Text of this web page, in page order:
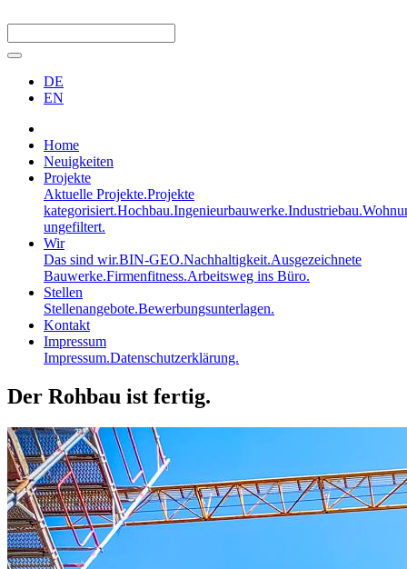
DE
EN
Home
Neuigkeiten
Projekte
Aktuelle Projekte.Projekte
kategorisiert.Hochbau.Ingenieurbauwerke.Industriebau.
ungefiltert.
Wir
Das sind wir.BIN-GEO.Nachhaltigkeit.Ausgezeichnete
Bauwerke.Firmenfitness.Arbeitsweg ins Büro.
Stellen
Stellenangebote.Bewerbungsunterlagen.
Kontakt
Impressum
Impressum.Datenschutzerklärung.
Der Rohbau ist fertig.